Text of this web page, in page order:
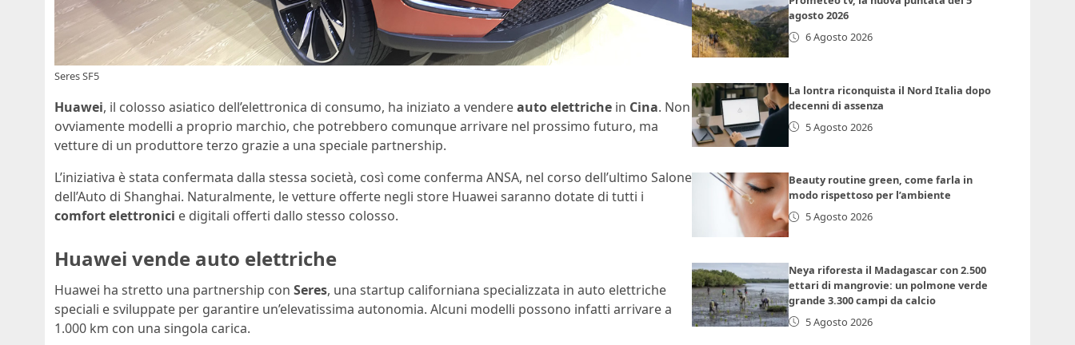
Seres SF5
Huawei, il colosso asiatico dell’elettronica di consumo, ha iniziato a vendereauto elettriche in Cina. Non
ovviamente modelli a proprio marchio, che potrebbero comunque arrivare nel prossimo futuro, ma
vetture di un produttore terzo grazie a una speciale partnership.
L’iniziativa è stata confermata dalla stessa società, così come conferma ANSA, nel corso dell’ultimo Salone
dell’Auto di Shanghai. Naturalmente, le vetture offerte negli store Huawei saranno dotate di tutti i
comfort elettronici e digitali offerti dallo stesso colosso.
Huawei vende auto elettriche
Huawei ha stretto una partnership con Seres, una startup californiana specializzata in auto elettriche
speciali e sviluppate per garantire un’elevatissima autonomia. Alcuni modelli possono infatti arrivare a
1.000 km con una singola carica.
agosto 2026
6 Agosto 2026
La lontra riconquista il Nord Italia dopo
decenni di assenza
5 Agosto 2026
Beauty routine green, come farla in
modo rispettoso per l’ambiente
5 Agosto 2026
Neya riforesta il Madagascar con 2.500
ettari di mangrovie: un polmone verde
grande 3.300 campi da calcio
5 Agosto 2026